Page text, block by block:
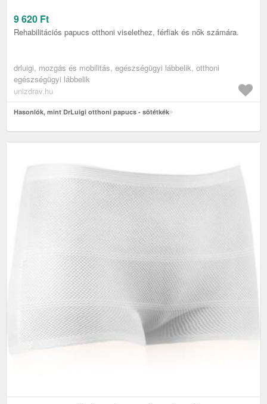
9 620 Ft
Rehabilitációs papucs otthoni viselethez, férfiak és nők számára.
drluigi, mozgás és mobilitás, egészségügyi lábbelik, otthoni
egészségügyi lábbelik
unizdrav.hu
Hasonlók, mint DrLuigi otthoni papucs - sötétkék